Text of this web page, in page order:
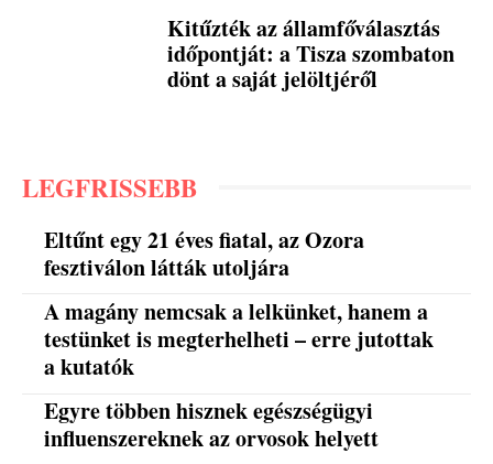
Kitűzték az államfőválasztás
időpontját: a Tisza szombaton
dönt a saját jelöltjéről
LEGFRISSEBB
Eltűnt egy 21 éves fiatal, az Ozora
fesztiválon látták utoljára
A magány nemcsak a lelkünket, hanem a
testünket is megterhelheti – erre jutottak
a kutatók
Egyre többen hisznek egészségügyi
influenszereknek az orvosok helyett